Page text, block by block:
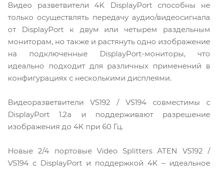
Видео разветвители 4K DisplayPort способны не
только осуществлять передачу аудио/видеосигнала
от DisplayPort к двум или четырем раздельным
мониторам, но также и растянуть одно изображение
на подключенные DisplayPort-мониторы, что
идеально подходит для различных применений в
конфигурациях с несколькими дисплеями.
Видеоразветвители VS192 / VS194 совместимы с
DisplayPort 1.2a и поддерживают разрешение
изображения до 4K при 60 Гц.
Новые 2/4 портовые Video Splitters ATEN VS192 /
VS194 c DisplayPort и поддержкой 4K – идеальное